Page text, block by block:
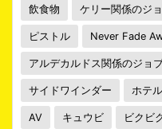
飲食物 ケリー関係のジ
ピストル Never Fade
アルデカルドス関係のジョ
サイドワインダー ホテル
AV キュウビ ビクビ